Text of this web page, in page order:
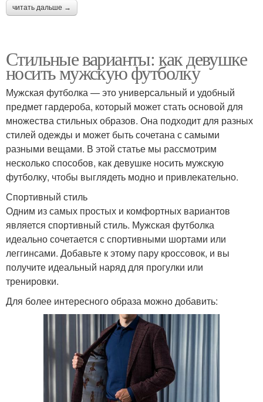
читать дальше →
Стильные варианты: как девушке
носить мужскую футболку
Мужская футболка — это универсальный и удобный
предмет гардероба, который может стать основой для
множества стильных образов. Она подходит для разных
стилей одежды и может быть сочетана с самыми
разными вещами. В этой статье мы рассмотрим
несколько способов, как девушке носить мужскую
футболку, чтобы выглядеть модно и привлекательно.
Спортивный стиль
Одним из самых простых и комфортных вариантов
является спортивный стиль. Мужская футболка
идеально сочетается с спортивными шортами или
леггинсами. Добавьте к этому пару кроссовок, и вы
получите идеальный наряд для прогулки или
тренировки.
Для более интересного образа можно добавить: